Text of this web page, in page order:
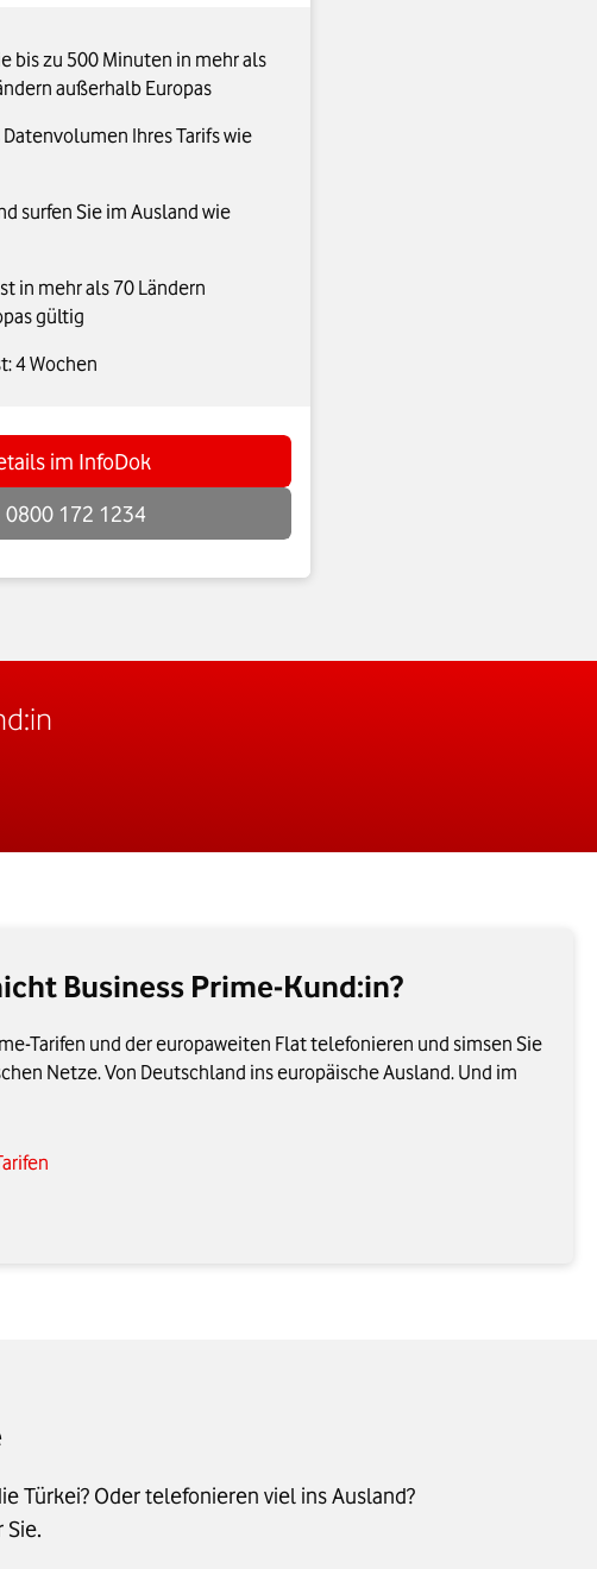
bis zu 500 Minuten in mehr als
außerhalb Europas
Ihres Tarifs wie
surfen Sie im Ausland wie
in mehr als 70 Ländern
gültig
4 Wochen
im InfoDok
0800 172 1234
Business Prime-Kund:in?
Tarifen und der europaweiten Flat telefonieren und simsen Sie
Netze. Von Deutschland ins europäische Ausland. Und im
Türkei? Oder telefonieren viel ins Ausland?
Sie.